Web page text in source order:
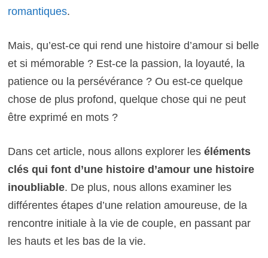
romantiques.
Mais, qu’est-ce qui rend une histoire d’amour si belle
et si mémorable ? Est-ce la passion, la loyauté, la
patience ou la persévérance ? Ou est-ce quelque
chose de plus profond, quelque chose qui ne peut
être exprimé en mots ?
Dans cet article, nous allons explorer les éléments
clés qui font d’une histoire d’amour une histoire
inoubliable. De plus, nous allons examiner les
différentes étapes d’une relation amoureuse, de la
rencontre initiale à la vie de couple, en passant par
les hauts et les bas de la vie.